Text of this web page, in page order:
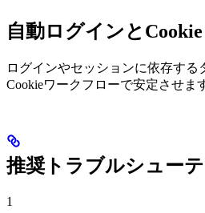
自動ログインとCookie
ログインやセッションに依存する
Cookieワークフローで安定させま
推奨トラブルシュー
1